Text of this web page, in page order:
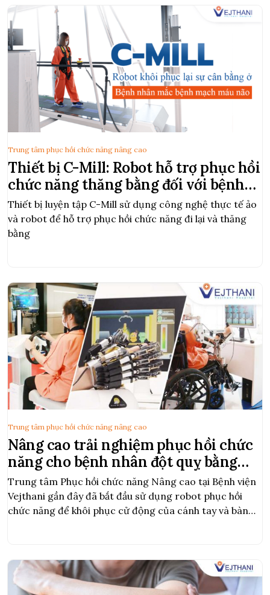
Thiết bị C-Mill: Robot hỗ trợ phục hồi
chức năng thăng bằng đối với bệnh
nhân Mạch máu não
Thiết bị luyện tập C-Mill sử dụng công nghệ thực tế ảo
và robot để hỗ trợ phục hồi chức năng đi lại và thăng
bằng
Trung tâm phục hồi chức năng nâng cao
Nâng cao trải nghiệm phục hồi chức
năng cho bệnh nhân đột quỵ bằng
phương pháp huấn luyện cánh tay có
sự hỗ trợ của robot
Trung tâm Phục hồi chức năng Nâng cao tại Bệnh viện
Vejthani gần đây đã bắt đầu sử dụng robot phục hồi
chức năng để khôi phục cử động của cánh tay và bàn
Trung tâm phục hồi chức năng nâng cao